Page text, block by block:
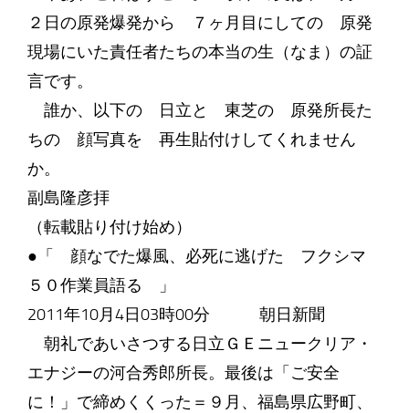
２日の原発爆発から ７ヶ月目にしての 原発
現場にいた責任者たちの本当の生（なま）の証
言です。
誰か、以下の 日立と 東芝の 原発所長た
ちの 顔写真を 再生貼付けしてくれません
か。
副島隆彦拝
（転載貼り付け始め）
●「 顔なでた爆風、必死に逃げた フクシマ
５０作業員語る 」
2011年10月4日03時00分 朝日新聞
朝礼であいさつする日立ＧＥニュークリア・
エナジーの河合秀郎所長。最後は「ご安全
に！」で締めくくった＝９月、福島県広野町、